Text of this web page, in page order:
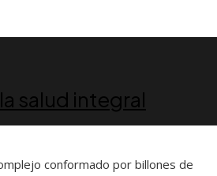
salud integral
conformado por billones de